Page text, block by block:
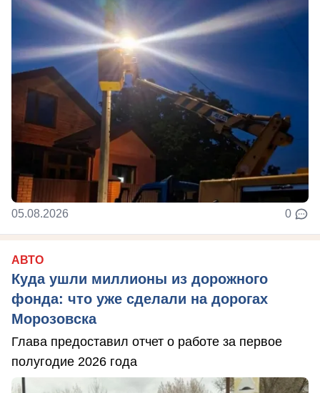
05.08.2026 0
АВТО
Куда ушли миллионы из дорожного
фонда: что уже сделали на дорогах
Морозовска
Глава предоставил отчет о работе за первое
полугодие 2026 года